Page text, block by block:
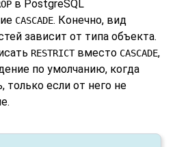
в PostgreSQL
CASCADE. Конечно, вид
зависит от типа объекта.
RESTRICTвместо CASCADE,
по умолчанию, когда
если от него не